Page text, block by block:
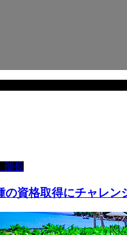
部長
資格取得にチャレン